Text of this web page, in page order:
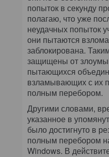
попыток в секунду
полагаю, что уже
неудачных попыток
они пытаются
заблокирована.
защищены от
пытающихся
взламывающих с их
полным перебором.
Другими словами,
указанное в
было достигнуто в
полным перебором
Windows. В